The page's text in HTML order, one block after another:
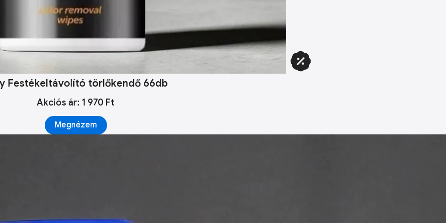
Festékeltávolító törlőkendő 66db
Akciós ár: 1 970 Ft
Megnézem